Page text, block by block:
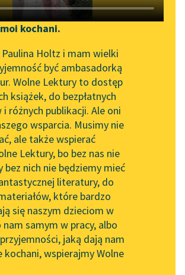
Zgłoś brak utworu
Horn”
Impact
Narzędzia
Mapa Wolnych Lektur
Leśmianator
Przewodnik dla piszących i
czytających
API
OAI-PMH
Widget Wolnych Lektur
Przypisy
kochani.
Holtz i mam wielki
być ambasadorką
Wolne Lektury to dostęp
książek, do bezpłatnych
różnych publikacji. Ale oni
wsparcia. Musimy nie
ale także wspierać
Lektury, bo bez nas nie
bez nich nie będziemy mieć
literatury, do
które bardzo
się naszym dzieciom w
nam samym w pracy, albo
jaką dają nam
kochani, wspierajmy Wolne
Antoine de Saint Exupéry
— Ach! Ach! Oto
odwiedził mnie
admirator! — zawołał
z daleka pyszałek, gdy
tylko zauważył Małego
Księcia...
Czytaj więcej